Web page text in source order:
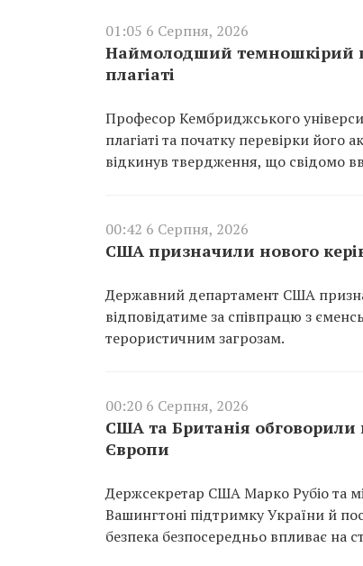
01:05 6 Серпня, 2026
Наймолодший темношкірий
плагіаті
Професор Кембриджського
плагіаті та початку перевірки його
відкинув твердження, що свідомо
00:42 6 Серпня, 2026
США призначили нового
Державний департамент США
відповідатиме за співпрацю з
терористичним загрозам.
00:20 6 Серпня, 2026
США та Британія обговорили
Європи
Держсекретар США Марко Рубіо та
Вашингтоні підтримку України й
безпека безпосередньо впливає на